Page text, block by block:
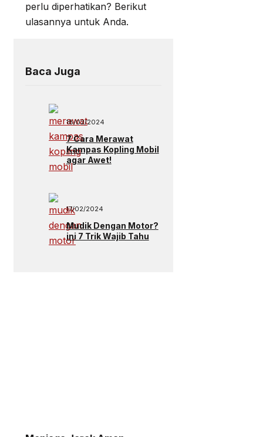
perlu diperhatikan? Berikut
ulasannya untuk Anda.
Baca Juga
18/02/2024
7 Cara Merawat
Kampas Kopling Mobil
agar Awet!
17/02/2024
Mudik Dengan Motor?
ini 7 Trik Wajib Tahu